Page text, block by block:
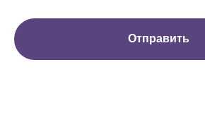
Отправить